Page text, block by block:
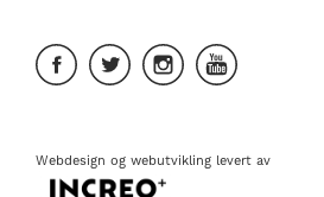
Webdesign og webutvikling levert av